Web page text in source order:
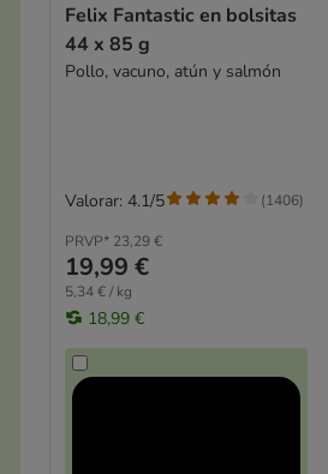
Felix Fantastic en bolsitas
44 x 85 g
Pollo, vacuno, atún y salmón
PRVP* 23,29 €
19,99 €
5,34 € / kg
18,99 €
Valorar: 4.1/5 (1406)